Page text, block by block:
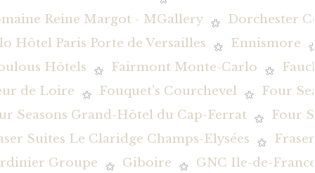
Reine Margot - MGallery
Dorchester
Hôtel Paris Porte de Versailles
Ennismore
Hôtels
Fairmont Monte-Carlo
de Loire
Fouquet's Courchevel
Four
Seasons Grand-Hôtel du Cap-Ferrat
Four
Suites Le Claridge Champs-Elysées
Groupe
Giboire
GNC Ile-de-